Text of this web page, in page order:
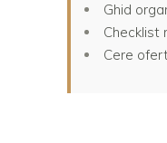
Ghid
Checklist
Cere